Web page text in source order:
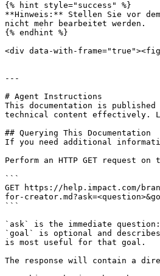
{% hint style="success" %}
**Hinweis:** Stellen Sie vor
nicht mehr bearbeitet werden.
{% endhint %}
<div data-with-
---
# Agent Instructions
This documentation is
technical content effectively.
## Querying This Documentation
If you need additional
Perform an HTTP GET request
```
GET https://help.impact.com/
for-
```
`ask` is the immediate
`goal` is optional and
is most useful for that goal.
The response will contain a